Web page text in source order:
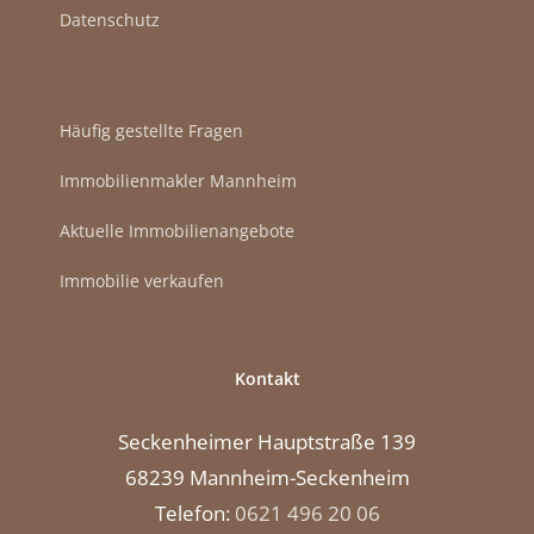
Datenschutz
Häufig gestellte Fragen
Immobilienmakler Mannheim
Aktuelle Immobilienangebote
Immobilie verkaufen
Kontakt
Seckenheimer Hauptstraße 139
68239 Mannheim-Seckenheim
Telefon: 0621 496 20 06